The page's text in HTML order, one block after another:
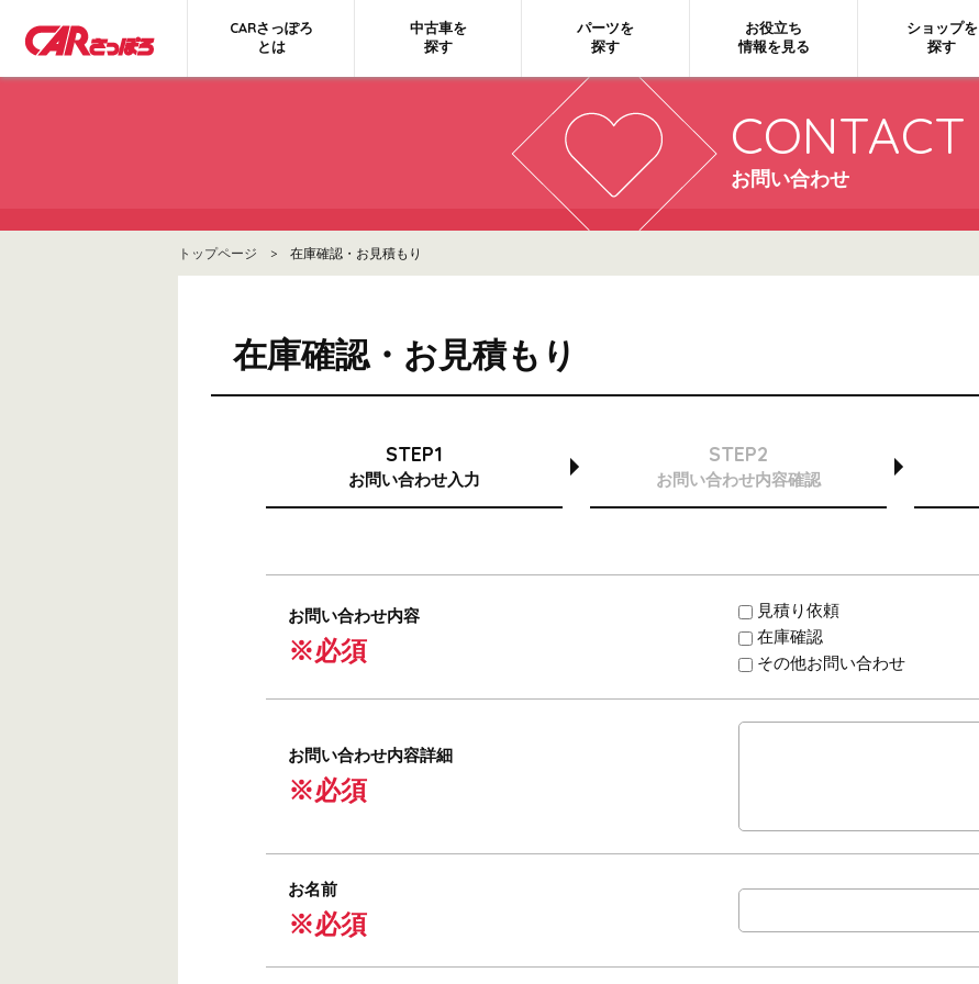
CARさっぽろ
とは
中古車を
探す
パーツを
探す
お役立ち
情報を見る
ショップを
探す
CONTACT
お問い合わせ
トップページ > 在庫確認・お見積もり
在庫確認・お見積もり
STEP1
お問い合わせ入力
STEP2
お問い合わせ内容確認
お問い合わせ内容
※必須
見積り依頼
在庫確認
その他お問い合わせ
お問い合わせ内容詳細
※必須
お名前
※必須